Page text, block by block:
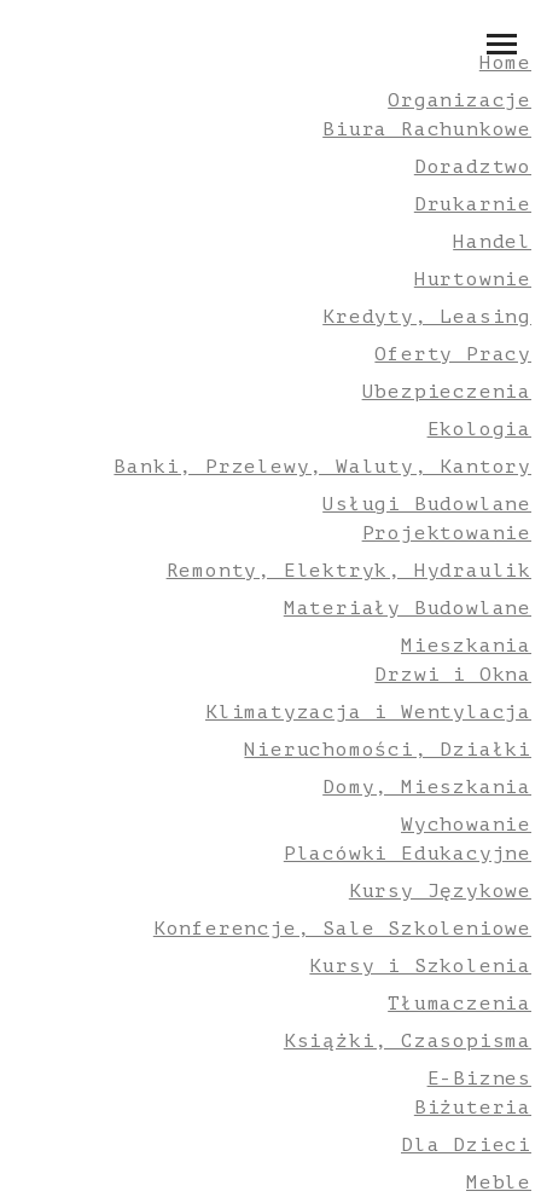
Home
Organizacje
Biura Rachunkowe
Doradztwo
Drukarnie
Handel
Hurtownie
Kredyty, Leasing
Oferty Pracy
Ubezpieczenia
Ekologia
Banki, Przelewy, Waluty, Kantory
Usługi Budowlane
Projektowanie
Remonty, Elektryk, Hydraulik
Materiały Budowlane
Mieszkania
Drzwi i Okna
Klimatyzacja i Wentylacja
Nieruchomości, Działki
Domy, Mieszkania
Wychowanie
Placówki Edukacyjne
Kursy Językowe
Konferencje, Sale Szkoleniowe
Kursy i Szkolenia
Tłumaczenia
Książki, Czasopisma
E-Biznes
Biżuteria
Dla Dzieci
Meble